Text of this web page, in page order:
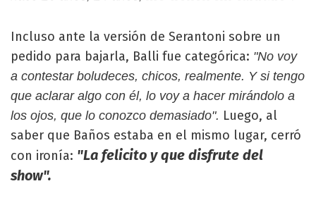
Incluso ante la versión de Serantoni sobre un
pedido para bajarla, Balli fue categórica: "No voy
a contestar boludeces, chicos, realmente. Y si tengo
que aclarar algo con él, lo voy a hacer mirándolo a
los ojos, que lo conozco demasiado". Luego, al
saber que Baños estaba en el mismo lugar, cerró
con ironía: "La felicito y que disfrute del
show".